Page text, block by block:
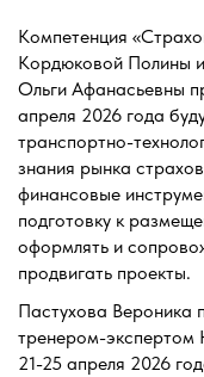
Компетенция
Кордюковой Полины
Ольги Афанасьевны
апреля 2026 года
транспортно-
знания рынка
финансовые
подготовку к
оформлять и
продвигать проекты.
Пастухова Вероника
тренером-экспертом
21-25 апреля 2026